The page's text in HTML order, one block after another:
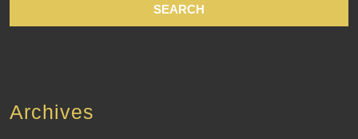
Archives